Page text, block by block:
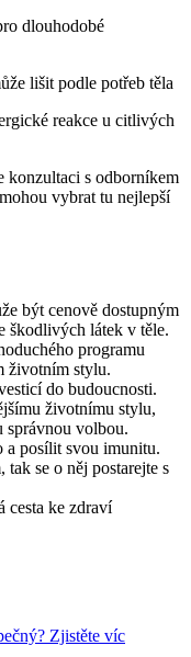
dlouhodobé
lišit podle potřeb těla
reakce u citlivých
konzultaci s odborníkem
vybrat tu nejlepší
být cenově dostupným
škodlivých látek v těle.
programu
životním stylu.
do budoucnosti.
životnímu stylu,
správnou volbou.
a posílit svou imunitu.
tak se o něj postarejte s
Zjistěte víc